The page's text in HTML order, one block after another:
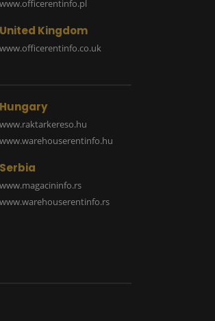
www.officerentinfo.pl
United Kingdom
www.officerentinfo.co.uk
Hungary
www.raktarkereso.hu
www.warehouserentinfo.hu
Serbia
www.magacininfo.rs
www.warehouserentinfo.rs